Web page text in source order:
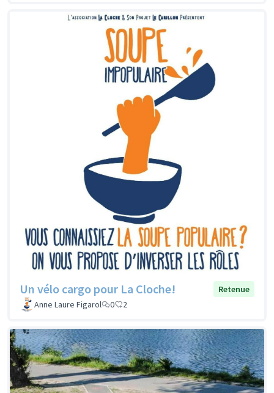
Un vélo cargo pour La Cloche!
Retenue
Anne Laure Figarol
0 2